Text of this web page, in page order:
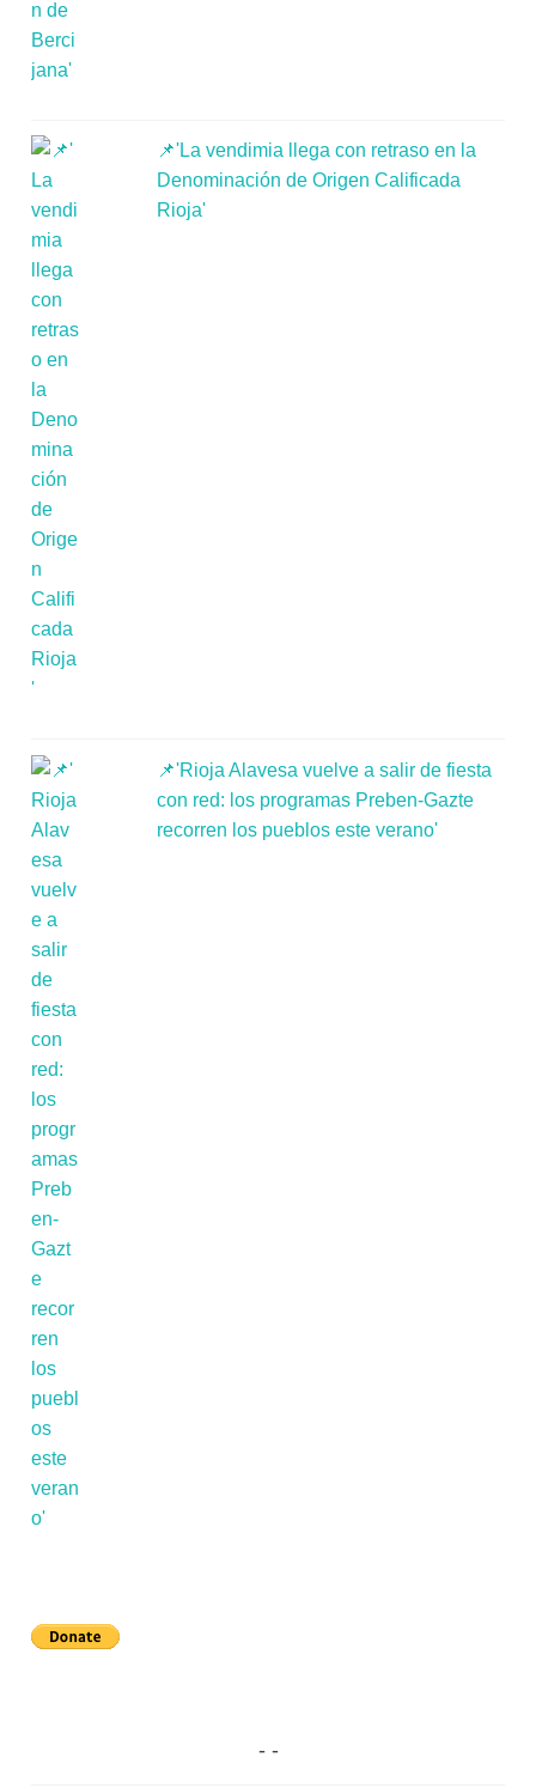
📌'La vendimia llega con retraso en la
Denominación de Origen Calificada
Rioja'
📌'Rioja Alavesa vuelve a salir de fiesta
con red: los programas Preben-Gazte
recorren los pueblos este verano'